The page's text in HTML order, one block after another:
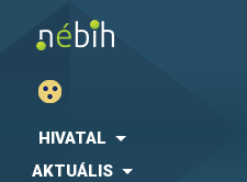
HIVATAL
AKTUÁLIS